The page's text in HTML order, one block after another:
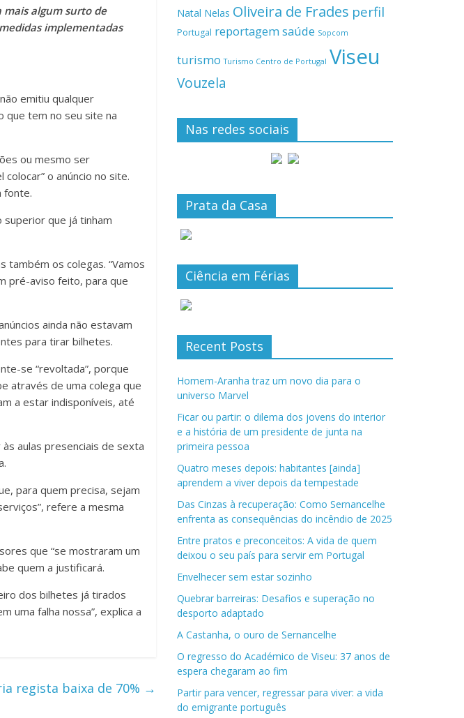
mais algum surto de
implementadas
emitiu qualquer
que tem no seu site na
ou mesmo ser
o anúncio no site.
fonte.
superior que já tinham
também os colegas. “Vamos
pré-aviso feito, para que
ainda não estavam
para tirar bilhetes.
se “revoltada”, porque
através de uma colega que
a estar indisponíveis, até
aulas presenciais de sexta
para quem precisa, sejam
refere a mesma
que “se mostraram um
quem a justificará.
dos bilhetes já tirados
uma falha nossa”, explica a
regista baixa de 70% →
Natal Nelas Oliveira de Frades perfil
Portugal reportagemsaúde Sopcom
turismo Turismo Centro de Portugal Viseu
Vouzela
Nas redes sociais
Prata da Casa
Ciência em Férias
Recent Posts
Homem-Aranha traz um novo dia para o
universo Marvel
Ficar ou partir: o dilema dos jovens do interior
e a história de um presidente de junta na
primeira pessoa
Quatro meses depois: habitantes [ainda]
aprendem a viver depois da tempestade
Das Cinzas à recuperação: Como Sernancelhe
enfrenta as consequências do incêndio de 2025
Entre pratos e preconceitos: A vida de quem
deixou o seu país para servir em Portugal
Envelhecer sem estar sozinho
Quebrar barreiras: Desafios e superação no
desporto adaptado
A Castanha, o ouro de Sernancelhe
O regresso do Académico de Viseu: 37 anos de
espera chegaram ao fim
Partir para vencer, regressar para viver: a vida
do emigrante português